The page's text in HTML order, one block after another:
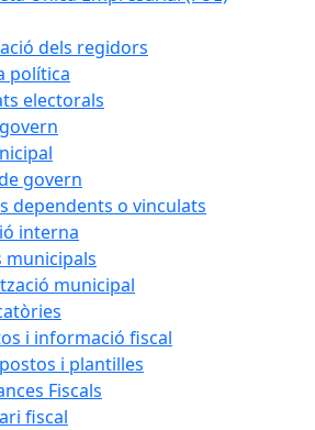
dels regidors
política
electorals
govern
dependents o vinculats
interna
municipals
municipal
i informació fiscal
i plantilles
Fiscals
fiscal